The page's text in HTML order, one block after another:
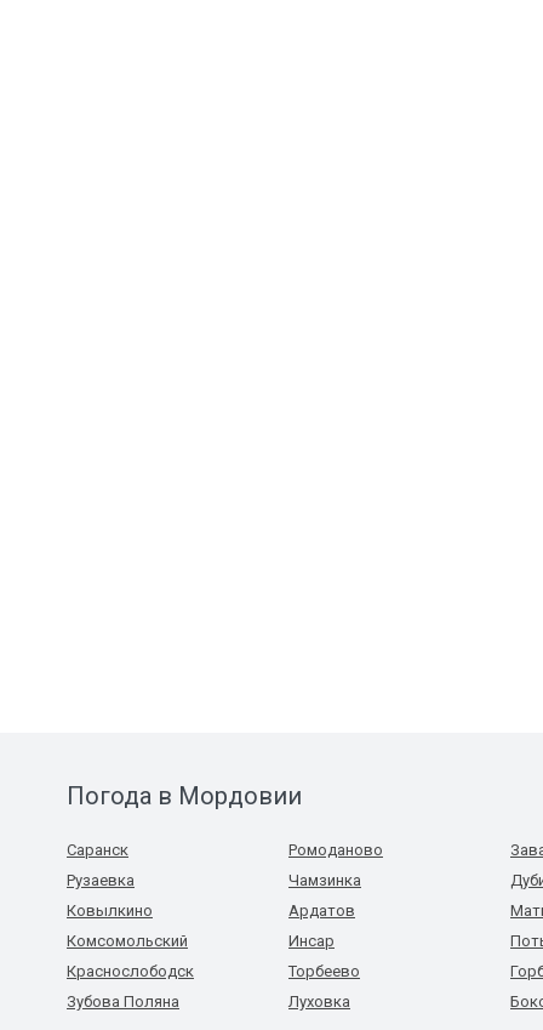
Погода в Мордовии
Саранск
Рузаевка
Ковылкино
Комсомольский
Краснослободск
Зубова Поляна
Ромоданово
Чамзинка
Ардатов
Инсар
Торбеево
Луховка